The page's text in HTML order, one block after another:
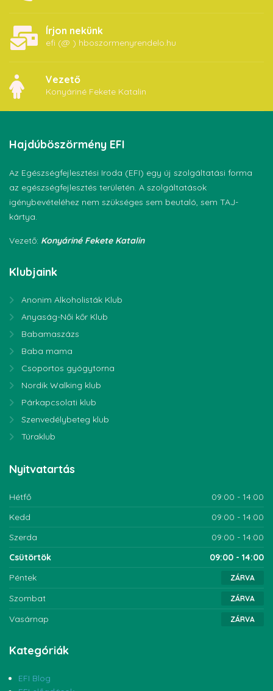
Írjon nekünk
efi (@ ) hboszormenyrendelo.hu
Vezető
Konyáriné Fekete Katalin
Hajdúböszörmény EFI
Az Egészségfejlesztési Iroda (EFI) egy új szolgáltatási forma
az egészségfejlesztés területén. A szolgáltatások
igénybevételéhez nem szükséges sem beutaló, sem TAJ-
kártya.
Vezető: Konyáriné Fekete Katalin
Klubjaink
Anonim Alkoholisták Klub
Anyaság-Női kőr Klub
Babamaszázs
Baba mama
Csoportos gyógytorna
Nordik Walking klub
Párkapcsolati klub
Szenvedélybeteg klub
Túraklub
Nyitvatartás
Hétfő
09:00 - 14:00
Kedd
09:00 - 14:00
Szerda
09:00 - 14:00
Csütörtök
09:00 - 14:00
Péntek
ZÁRVA
Szombat ZÁRVA
Vasárnap ZÁRVA
Kategóriák
EFI Blog